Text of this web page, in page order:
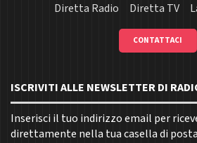
Diretta Radio
Diretta TV
CONTATTACI
ISCRIVITI ALLE NEWSLETTER DI
Inserisci il tuo indirizzo email per
direttamente nella tua casella di